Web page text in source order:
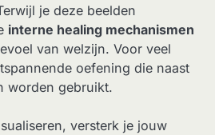
je deze beelden
interne healing mechanismen
van welzijn. Voor veel
oefening die naast
worden gebruikt.
versterk je jouw